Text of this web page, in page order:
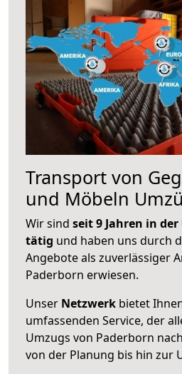
Transport von
und Möbeln
Wir sind seit 9 Jahren in
tätig und haben uns durch
Angebote als zuverlässiger
Paderborn erwiesen.
Unser Netzwerk bietet
umfassenden Service, der
Umzugs von Paderborn
von der Planung bis hin zur